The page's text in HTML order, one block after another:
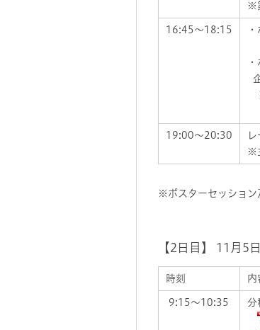
※
16:45～18:15
※
19:00～20:30
※
※ポスターセッション
【2日目】 11月5
時刻
9:15～10:35
分